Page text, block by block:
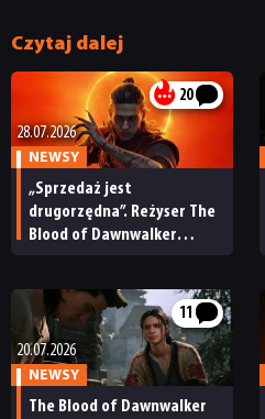
Czytaj dalej
20
28.07.2026
NEWSY
„Sprzedaż jest
drugorzędna”. Reżyser The
Blood of Dawnwalker
11
20.07.2026
NEWSY
The Blood of Dawnwalker